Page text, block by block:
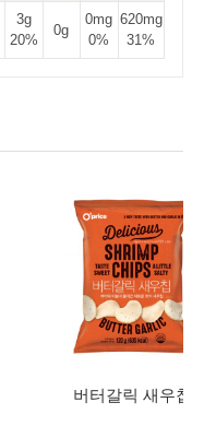
3g
20%
0g
0mg
0%
620mg
31%
버터갈릭 새우칩